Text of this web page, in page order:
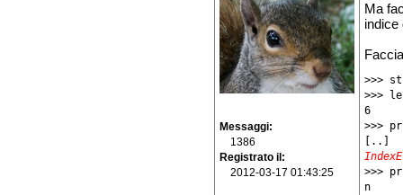
Messaggi
1386
Registrato il
2012-03-17 01:43:25
Ma
indice
>>>
>>>
6
>>>
>>>
n